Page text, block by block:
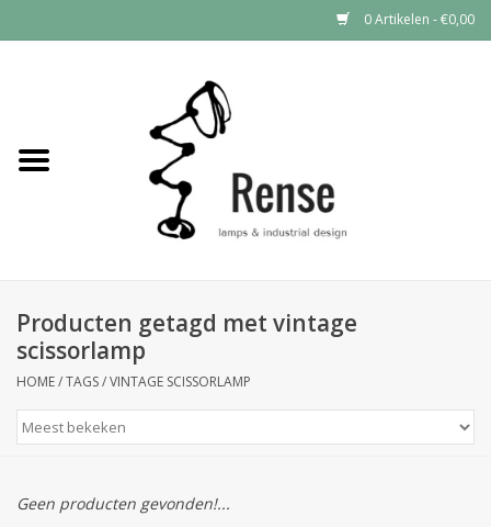
0 Artikelen - €0,00
Industrial lamps
Producten getagd met vintage
scissorlamp
HOME/TAGS/VINTAGE SCISSORLAMP
Geen producten gevonden!...